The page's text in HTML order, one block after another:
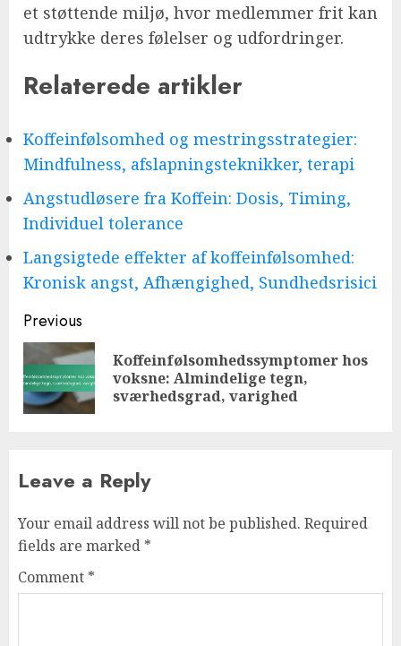
et støttende miljø, hvor medlemmer frit kan
udtrykke deres følelser og udfordringer.
Relaterede artikler
Koffeinfølsomhed og mestringsstrategier:
Mindfulness, afslapningsteknikker, terapi
Angstudløsere fra Koffein: Dosis, Timing,
Individuel tolerance
Langsigtede effekter af koffeinfølsomhed:
Kronisk angst, Afhængighed, Sundhedsrisici
Post
navigation
Previous
Koffeinfølsomhedssymptomer hos
voksne: Almindelige tegn,
sværhedsgrad, varighed
Leave a Reply
Your email address will not be published. Required
fields are marked *
Comment *